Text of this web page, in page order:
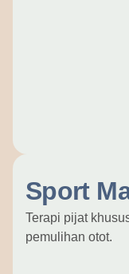
Sport
Terapi pijat
pemulihan otot.